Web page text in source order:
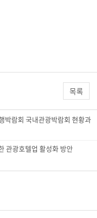
목록
람회 국내관광박람회 현황과
관광호텔업 활성화 방안